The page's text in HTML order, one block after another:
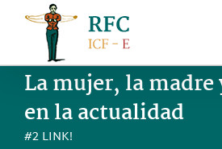
contenido
La mujer, la madre
en la actualidad
#2 LINK!